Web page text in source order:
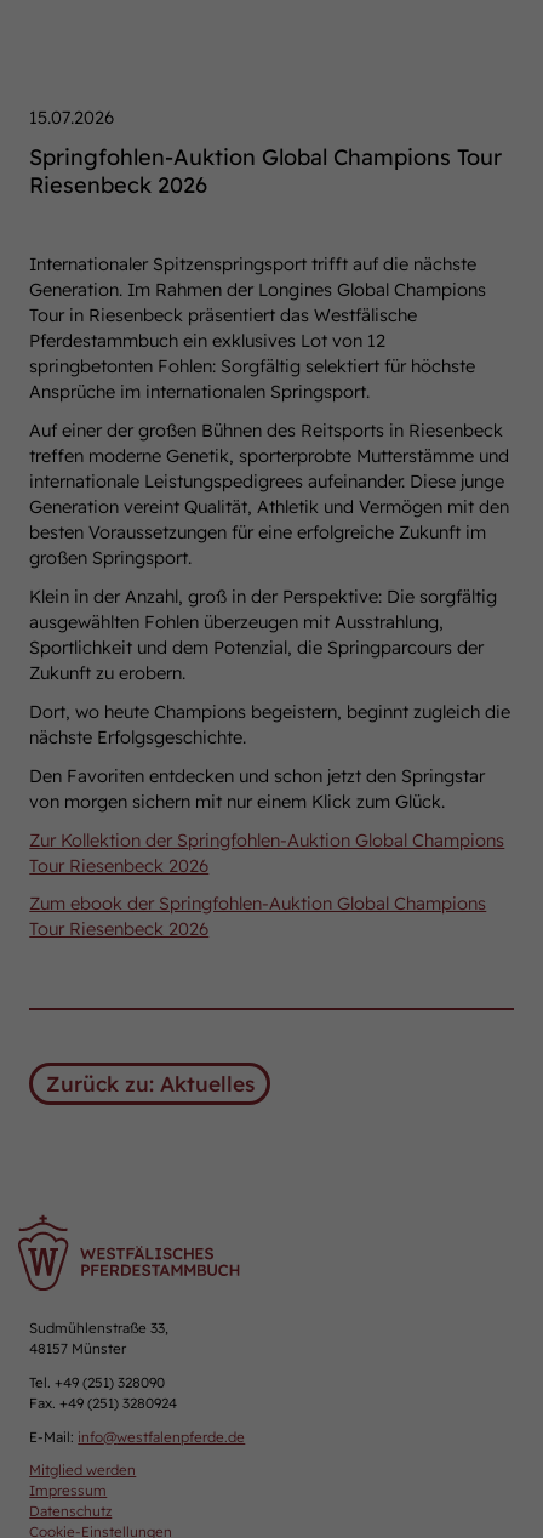
15.07.2026
Springfohlen-Auktion Global Champions Tour
Riesenbeck 2026
Internationaler Spitzenspringsport trifft auf die nächste
Generation. Im Rahmen der Longines Global Champions
Tour in Riesenbeck präsentiert das Westfälische
Pferdestammbuch ein exklusives Lot von 12
springbetonten Fohlen: Sorgfältig selektiert für höchste
Ansprüche im internationalen Springsport.
Auf einer der großen Bühnen des Reitsports in Riesenbeck
treffen moderne Genetik, sporterprobte Mutterstämme und
internationale Leistungspedigrees aufeinander. Diese junge
Generation vereint Qualität, Athletik und Vermögen mit den
besten Voraussetzungen für eine erfolgreiche Zukunft im
großen Springsport.
Klein in der Anzahl, groß in der Perspektive: Die sorgfältig
ausgewählten Fohlen überzeugen mit Ausstrahlung,
Sportlichkeit und dem Potenzial, die Springparcours der
Zukunft zu erobern.
Dort, wo heute Champions begeistern, beginnt zugleich die
nächste Erfolgsgeschichte.
Den Favoriten entdecken und schon jetzt den Springstar
von morgen sichern mit nur einem Klick zum Glück.
Zur Kollektion der Springfohlen-Auktion Global Champions
Tour Riesenbeck 2026
Zum ebook der Springfohlen-Auktion Global Champions
Tour Riesenbeck 2026
Zurück zu: Aktuelles
Sudmühlenstraße 33,
48157 Münster
Tel. +49 (251) 328090
Fax. +49 (251) 3280924
E-Mail: info@westfalenpferde.de
Mitglied werden
Impressum
Datenschutz
Cookie-Einstellungen